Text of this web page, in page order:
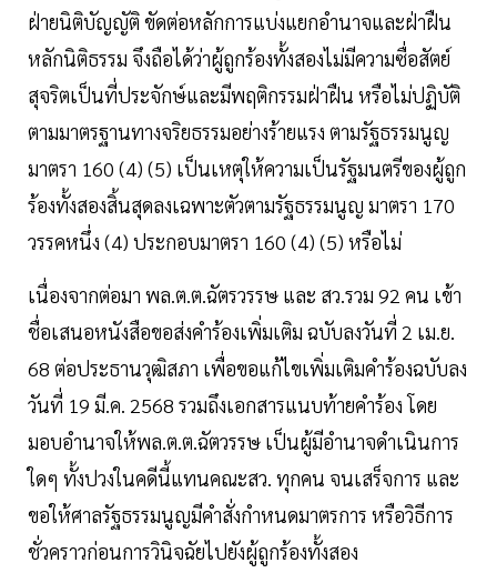
ฝ่ายนิติบัญญัติ ขัดต่อหลักการแบ่งแยกอำนาจและฝ่าฝืน
หลักนิติธรรม จึงถือได้ว่าผู้ถูกร้องทั้งสองไม่มีความซื่อสัตย์
สุจริตเป็นที่ประจักษ์และมีพฤติกรรมฝ่าฝืน หรือไม่ปฏิบัติ
ตามมาตรฐานทางจริยธรรมอย่างร้ายแรง ตามรัฐธรรมนูญ
มาตรา 160 (4) (5) เป็นเหตุให้ความเป็นรัฐมนตรีของผู้ถูก
ร้องทั้งสองสิ้นสุดลงเฉพาะตัวตามรัฐธรรมนูญ มาตรา 170
วรรคหนึ่ง (4) ประกอบมาตรา 160 (4) (5) หรือไม่
เนื่องจากต่อมา พล.ต.ต.ฉัตรวรรษ และ สว.รวม 92 คน เข้า
ชื่อเสนอหนังสือขอส่งคำร้องเพิ่มเติม ฉบับลงวันที่ 2 เม.ย.
68 ต่อประธานวุฒิสภา เพื่อขอแก้ไขเพิ่มเติมคำร้องฉบับลง
วันที่ 19 มี.ค. 2568 รวมถึงเอกสารแนบท้ายคำร้อง โดย
มอบอำนาจให้พล.ต.ต.ฉัตวรรษ เป็นผู้มีอำนาจดำเนินการ
ใดๆ ทั้งปวงในคดีนี้แทนคณะสว. ทุกคน จนเสร็จการ และ
ขอให้ศาลรัฐธรรมนูญมีคำสั่งกำหนดมาตรการ หรือวิธีการ
ชั่วคราวก่อนการวินิจฉัยไปยังผู้ถูกร้องทั้งสอง